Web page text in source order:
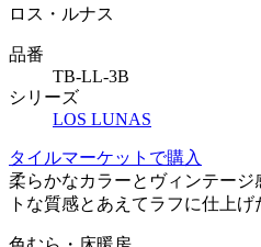
ロス・ルナス
品番
TB-LL-3B
シリーズ
LOS LUNAS
タイルマーケットで購入
柔らかなカラーとヴィンテー
トな質感とあえてラフに仕上げ